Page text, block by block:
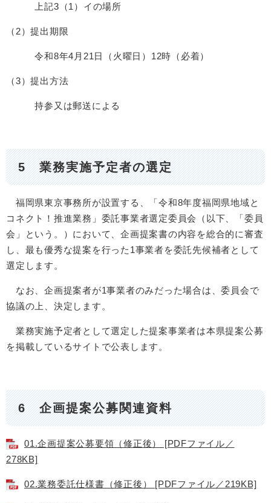
上記3（1）イの場所
（2）提出期限
令和8年4月21日（火曜日）12時（必着）
（3）提出方法
持参又は郵送による
5 業務実施予定者の選定
福岡県東京事務所が設置する、「令和8年度福岡県地域と
コネクト！推進業務」委託事業者選定委員会（以下、「委員
会」という。）において、企画提案書の内容を総合的に審査
し、最も優秀な提案を行った1事業者を委託先候補者として
選定します。
なお、企画提案者が1事業者のみだった場合は、委員会で
協議の上、決定します。
業務実施予定者として選定した提案事業者は本県提案公募
を掲載しているサイトで公表します。
6 企画提案公募関連資料
01.企画提案公募要領（修正後） [PDFファイル／
278KB]
02.業務委託仕様書（修正後） [PDFファイル／219KB]